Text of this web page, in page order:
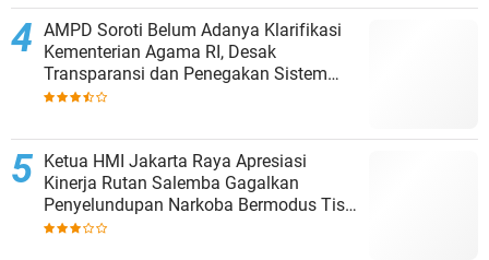
AMPD Soroti Belum Adanya Klarifikasi
Kementerian Agama RI, Desak
Transparansi dan Penegakan Sistem
Merit dalam Pengisian Jabatan
Ketua HMI Jakarta Raya Apresiasi
Kinerja Rutan Salemba Gagalkan
Penyelundupan Narkoba Bermodus Tisu
Bekas: Bukti Nyata Komitmen